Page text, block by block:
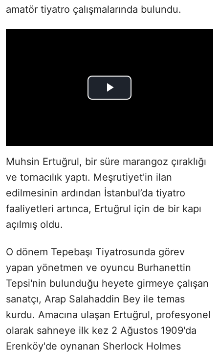
amatör tiyatro çalışmalarında bulundu.
Muhsin Ertuğrul, bir süre marangoz çıraklığı
ve tornacılık yaptı. Meşrutiyet'in ilan
edilmesinin ardından İstanbul’da tiyatro
faaliyetleri artınca, Ertuğrul için de bir kapı
açılmış oldu.
O dönem Tepebaşı Tiyatrosunda görev
yapan yönetmen ve oyuncu Burhanettin
Tepsi'nin bulunduğu heyete girmeye çalışan
sanatçı, Arap Salahaddin Bey ile temas
kurdu. Amacına ulaşan Ertuğrul, profesyonel
olarak sahneye ilk kez 2 Ağustos 1909'da
Erenköy'de oynanan Sherlock Holmes